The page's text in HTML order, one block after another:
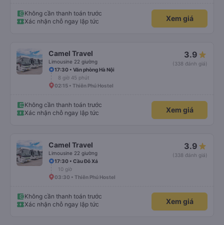
Không cần thanh toán trước
Xác nhận chỗ ngay lập tức
Xem giá
Camel Travel
Limousine 22 giường
3.9
(338 đánh giá)
17:30 • Văn phòng Hà Nội
8 giờ 45 phút
02:15 • Thiên Phú Hostel
Không cần thanh toán trước
Xác nhận chỗ ngay lập tức
Xem giá
Camel Travel
Limousine 22 giường
3.9
(338 đánh giá)
17:30 • Cầu Đỗ Xá
10 giờ
03:30 • Thiên Phú Hostel
Không cần thanh toán trước
Xác nhận chỗ ngay lập tức
Xem giá